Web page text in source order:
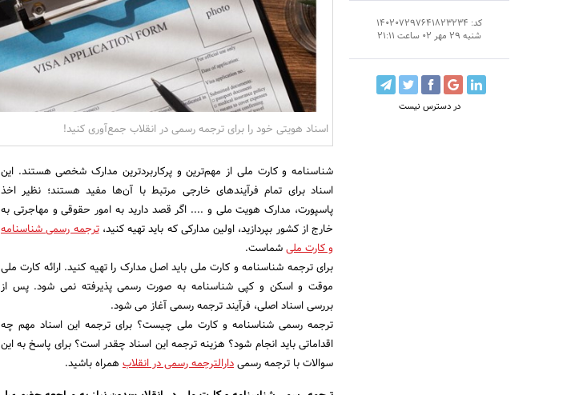
کد: 140207297641823234
شنبه 29 مهر 02 ساعت 21:11
در دسترس نیست
اسناد هویتی خود را برای ترجمه رسمی در انقلاب جمع‌آوری کنید!
شناسنامه و کارت ملی از مهم‌ترین و پرکاربردترین مدارک شخصی هستند. این
اسناد برای تمام فرآیندهای خارجی مرتبط با آن‌ها مفید هستند؛ نظیر اخذ
پاسپورت، مدارک هویت ملی و .... اگر قصد دارید به امور حقوقی و مهاجرتی به
خارج از کشور بپردازید، اولین مدارکی که باید تهیه کنید،ترجمه رسمی شناسنامه
و کارت ملیشماست.
برای ترجمه شناسنامه و کارت ملی باید اصل مدارک را تهیه کنید. ارائه کارت ملی
موقت و اسکن و کپی شناسنامه به صورت رسمی پذیرفته نمی شود. پس از
بررسی اسناد اصلی، فرآیند ترجمه رسمی آغاز می شود.
ترجمه رسمی شناسنامه و کارت ملی چیست؟ برای ترجمه این اسناد مهم چه
اقداماتی باید انجام شود؟ هزینه ترجمه این اسناد چقدر است؟ برای پاسخ به این
سوالات با ترجمه رسمیدارالترجمه رسمی در انقلاب همراه باشید.